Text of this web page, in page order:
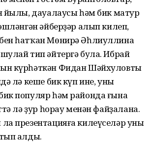
йылы, дауалаусы һәм бик матур
әйберҙәр алып килеп,
һатҡан Мөнирә Әһлиуллина
тип әйтергә була. Ибрай
күрһәткән Фидан Шәйхуловтың
лә кеше бик күп ине, уның
популяр һәм районда ғына
лә ҙур һорау менән файҙалана.
презентацияға килеүселәр уны
алды.